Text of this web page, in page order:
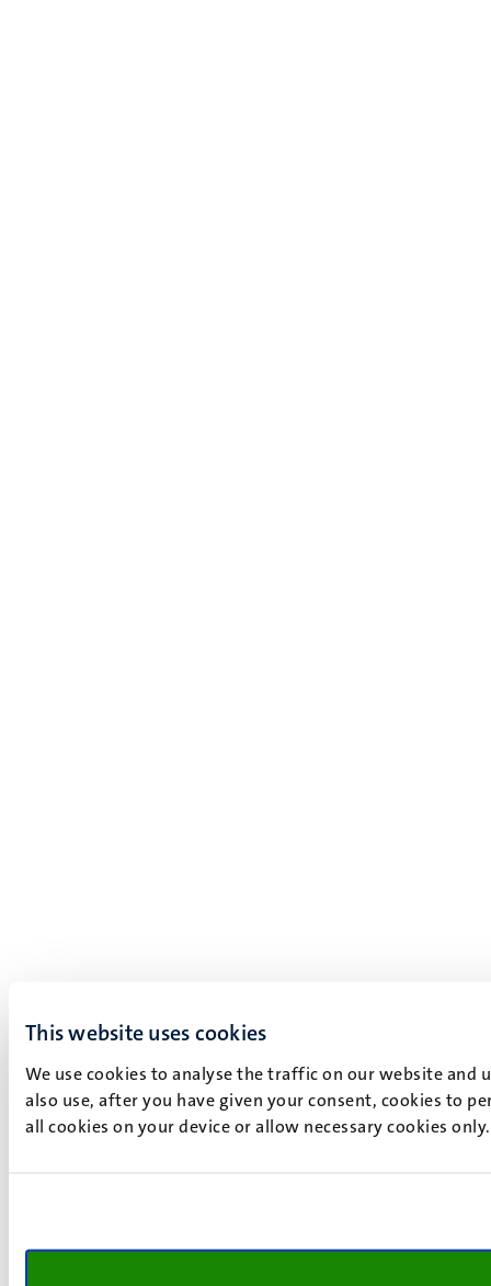
This website uses cookies
We use cookies to analyse the traffic on our website and
also use, after you have given your consent, cookies to
all cookies on your device or allow necessary cookies